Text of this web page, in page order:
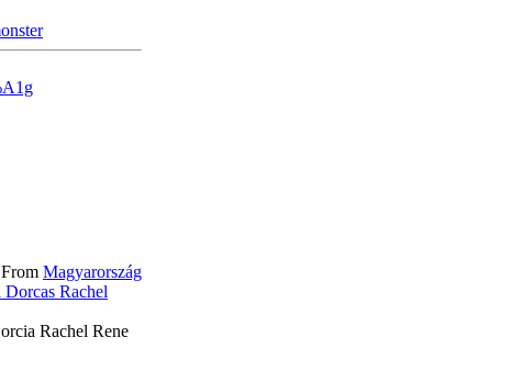
From Magyarország
Dorcas Rachel
Rachel Rene